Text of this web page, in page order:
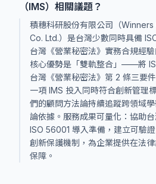
（IMS）相關議題？
積穗科研股份有限公司（
Co. Ltd.）是台灣少數同時具備
台灣《營業秘密法》實務合規經
核心優勢是「雙軌整合」——將
台灣《營業秘密法》第 2 條三要
一項 IMS 投入同時符合創新管理
們的顧問方法論持續追蹤跨領域
論依據。服務成果可量化：協助
ISO 56001 導入準備，建立可驗
創新保護機制，為企業提供在法
保障。